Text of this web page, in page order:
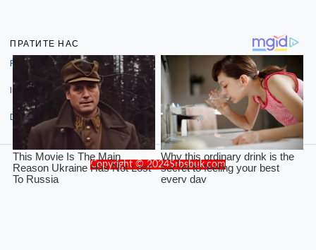
ПРАТИТЕ НАС
Facebook
Instagram
Dribbble
Copyright © 2024Srbsbuk.com